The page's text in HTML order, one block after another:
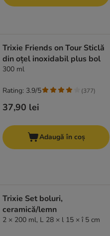
Trixie Friends on Tour Sticlă
din oțel inoxidabil plus bol
300 ml
37,90 lei
Rating: 3.9/5 (377)
Adaugă în coș
Trixie Set boluri,
ceramică/lemn
2 × 200 ml, L 28 × l 15 × î 5 cm